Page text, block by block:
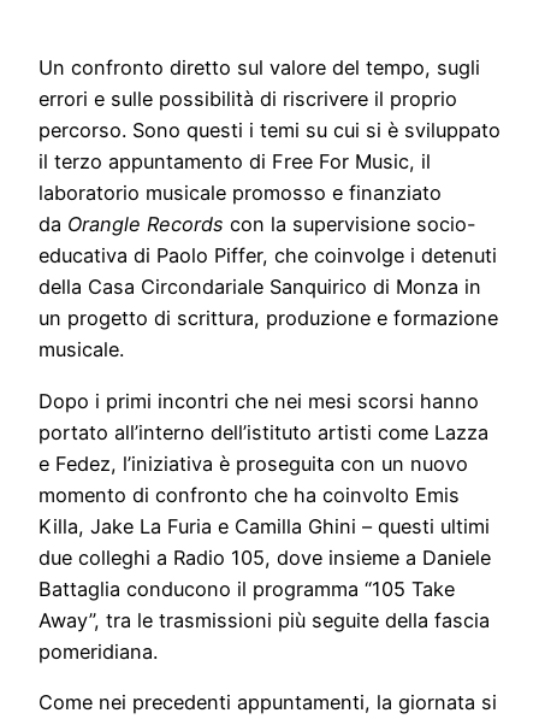
Un confronto diretto sul valore del tempo, sugli
errori e sulle possibilità di riscrivere il proprio
percorso. Sono questi i temi su cui si è sviluppato
il terzo appuntamento di Free For Music, il
laboratorio musicale promosso e finanziato
da Orangle Records con la supervisione socio-
educativa di Paolo Piffer, che coinvolge i detenuti
della Casa Circondariale Sanquirico di Monza in
un progetto di scrittura, produzione e formazione
musicale.
Dopo i primi incontri che nei mesi scorsi hanno
portato all’interno dell’istituto artisti come Lazza
e Fedez, l’iniziativa è proseguita con un nuovo
momento di confronto che ha coinvolto Emis
Killa, Jake La Furia e Camilla Ghini – questi ultimi
due colleghi a Radio 105, dove insieme a Daniele
Battaglia conducono il programma “105 Take
Away”, tra le trasmissioni più seguite della fascia
pomeridiana.
Come nei precedenti appuntamenti, la giornata si